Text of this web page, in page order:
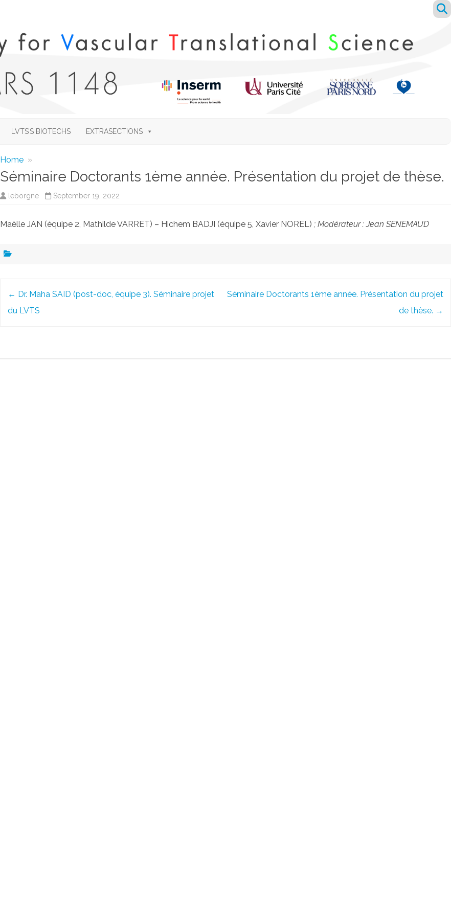
to
LVTS’S BIOTECHS EXTRASECTIONS
Home »
Séminaire Doctorants 1ème année. Présentation du projet de thèse.
leborgne September 19, 2022
Maëlle JAN (équipe 2, Mathilde VARRET) – Hichem BADJI (équipe 5, Xavier NOREL) ;Modérateur : Jean SENEMAUD
← Dr. Maha SAID (post-doc, équipe 3). Séminaire projet
du LVTS
Séminaire Doctorants 1ème année. Présentation du projet
de thèse. →